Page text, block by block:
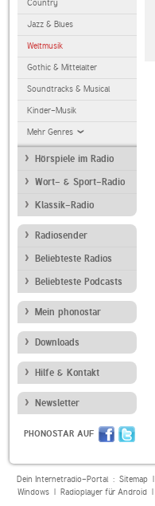
Country
Jazz & Blues
Weltmusik
Gothic & Mittelalter
Soundtracks & Musical
Kinder-Musik
Mehr Genres
Hörspiele im Radio
Wort- & Sport-Radio
Klassik-Radio
Radiosender
Beliebteste Radios
Beliebteste Podcasts
Mein phonostar
Downloads
Hilfe & Kontakt
Newsletter
PHONOSTAR AUF
Dein Internetradio-Portal : Sitemap|
Windows| Radioplayer für Android|